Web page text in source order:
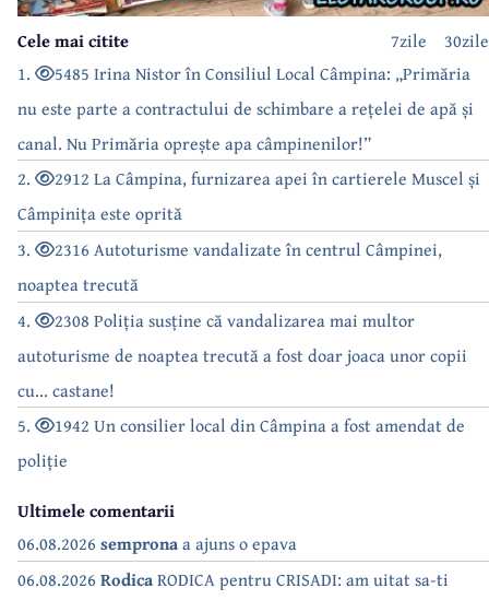
30zile
7zile
Cele mai citite
1.
5485 Irina Nistor în Consiliul Local Câmpina: „Primăria
nu este parte a contractului de schimbare a rețelei de apă și
canal. Nu Primăria oprește apa câmpinenilor!”
2.
2912 La Câmpina, furnizarea apei în cartierele Muscel și
Câmpinița este oprită
3.
2316 Autoturisme vandalizate în centrul Câmpinei,
noaptea trecută
4.
2308 Poliția susține că vandalizarea mai multor
autoturisme de noaptea trecută a fost doar joaca unor copii
cu... castane!
5.
1942 Un consilier local din Câmpina a fost amendat de
poliție
Ultimele comentarii
06.08.2026 sempronaa ajuns o epava
06.08.2026 RodicaRODICA pentru CRISADI: am uitat sa-ti